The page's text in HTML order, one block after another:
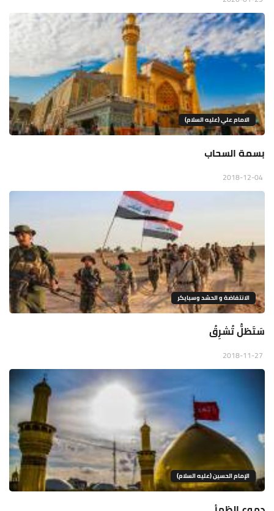
الامام علي (عليه السلام)
بسمة السحاب
الانتفاضة و الحشد وسبايكر
سَتَظلُّ تُشرِقُ
الإمام الحسين (عليه السلام)